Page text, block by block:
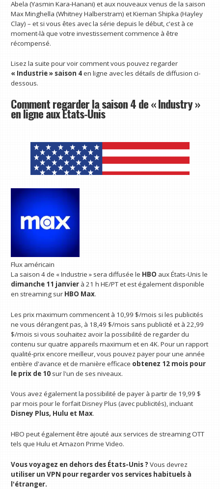
Abela (Yasmin Kara-Hanani) et aux nouveaux venus de la saison
Max Minghella (Whitney Halberstram) et Kiernan Shipka (Hayley
Clay) – et si vous êtes avec la série depuis le début, c'est à ce
moment-là que votre investissement commence à être
récompensé.
Lisez la suite pour voir comment vous pouvez regarder
« Industrie » saison 4en ligne avec les détails de diffusion ci-
dessous.
Comment regarder la saison 4 de « Industry »
en ligne aux États-Unis
Flux américain
La saison 4 de « Industrie » sera diffusée le HBO aux États-Unis le
dimanche 11 janvier à 21 h HE/PT et est également disponible
en streaming sur HBO Max.
Les prix maximum commencent à 10,99 $/mois si les publicités
ne vous dérangent pas, à 18,49 $/mois sans publicité et à 22,99
$/mois si vous souhaitez avoir la possibilité de regarder du
contenu sur quatre appareils maximum et en 4K. Pour un rapport
qualité-prix encore meilleur, vous pouvez payer pour une année
entière d'avance et de manière efficace obtenez 12 mois pour
le prix de 10sur l'un de ses niveaux.
Vous avez également la possibilité de payer à partir de 19,99 $
par mois pour le forfait Disney Plus (avec publicités), incluant
Disney Plus, Hulu et Max.
HBO peut également être ajouté aux services de streaming OTT
tels que Hulu et Amazon Prime Video.
Vous voyagez en dehors des États-Unis ? Vous devrez
utiliser un VPN pour regarder vos services habituels à
l'étranger.